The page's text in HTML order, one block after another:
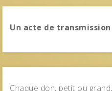
Un acte de transmission
Chaque don, petit ou